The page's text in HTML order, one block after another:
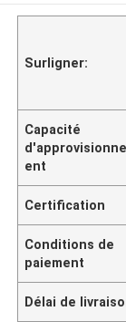
Surligner:
Capacité
ent
Certification
Conditions de
paiement
Délai de